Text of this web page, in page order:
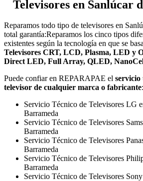
Televisores en Sanlúcar
Reparamos todo tipo de televisores en
total garantía:Reparamos los cinco tipos
existentes según la tecnología en que se
Televisores CRT, LCD, Plasma, LED y
Direct LED, Full Array, QLED,
Puede confiar en REPARAPAE el servicio
televisor de cualquier marca o fabricante:
Servicio Técnico de Televisores LG
Barrameda
Servicio Técnico de Televisores
Barrameda
Servicio Técnico de Televisores
Barrameda
Servicio Técnico de Televisores
Barrameda
Servicio Técnico de Televisores